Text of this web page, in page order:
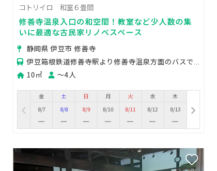
コトリイロ 和室６畳間
修善寺温泉入口の和空間！教室など少人数の集
いに最適な古民家リノベスペース
静岡県 伊豆市 修善寺
10㎡ 〜4人
金
8/7
土
8/8
日
8/9
月
8/10
火
8/11
水
8/12
木
8/13